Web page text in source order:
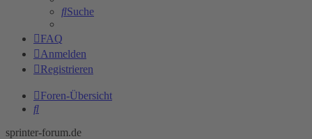
Suche
FAQ
Anmelden
Registrieren
Foren-Übersicht
Suche
sprinter-forum.de